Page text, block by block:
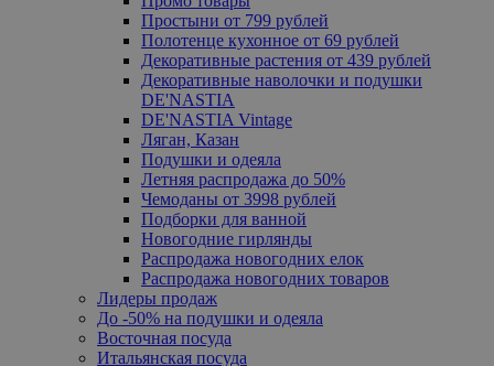
Простыни от 799 рублей
Полотенце кухонное от 69 рублей
Декоративные растения от 439 рублей
Декоративные наволочки и подушки
DE'NASTIA
DE'NASTIA Vintage
Ляган, Казан
Подушки и одеяла
Летняя распродажа до 50%
Чемоданы от 3998 рублей
Подборки для ванной
Новогодние гирлянды
Распродажа новогодних елок
Распродажа новогодних товаров
Лидеры продаж
До -50% на подушки и одеяла
Восточная посуда
Итальянская посуда